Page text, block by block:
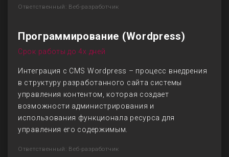
Ответственный: Веб-разработчик
Программирование (Wordpress)
Срок работы до 4х дней
Интеграция с CMS Wordpress – процесс внедрения
в структуру разработанного сайта системы
управления контентом, которая создает
возможности администрирования и
использования функционала ресурса для
управления его содержимым.
Ответственный: Веб-разработчик